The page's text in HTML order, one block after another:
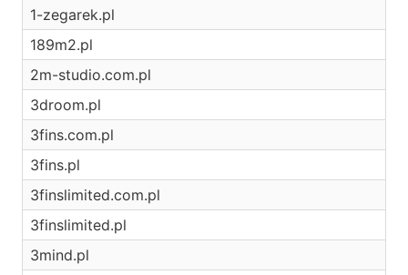
1-zegarek.pl
189m2.pl
2m-studio.com.pl
3droom.pl
3fins.com.pl
3fins.pl
3finslimited.com.pl
3finslimited.pl
3mind.pl